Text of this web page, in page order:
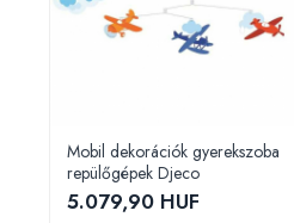
Mobil dekorációk gyerekszoba
repülőgépek Djeco
5.079,90 HUF